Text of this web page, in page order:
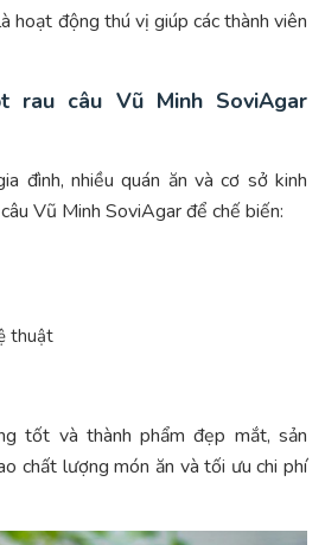
hoạt động thú vị giúp các thành viên
rau câu Vũ Minh SoviAgar
đình, nhiều quán ăn và cơ sở kinh
Vũ Minh SoviAgar để chế biến:
thuật
tốt và thành phẩm đẹp mắt, sản
chất lượng món ăn và tối ưu chi phí